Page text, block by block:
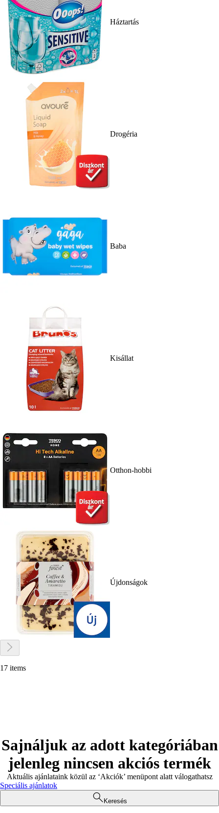
Háztartás
Drogéria
Baba
Kisállat
Otthon-hobbi
Újdonságok
17 items
Sajnáljuk az adott kategóriában
jelenleg nincsen akciós termék
Aktuális ajánlataink közül az ‘Akciók’ menüpont alatt válogathatsz
Speciális ajánlatok
Keresés